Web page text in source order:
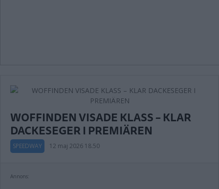
WOFFINDEN VISADE KLASS – KLAR
DACKESEGER I PREMIÄREN
SPEEDWAY 12 maj 2026 18.50
Annons: